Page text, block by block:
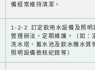
備經常維持清潔。
1-2-2 訂定飲用水設備及照明
管理辦法，定期維護。（如：
洗水塔、蓄水池及飲水機水質
照明設備檢核紀錄等）